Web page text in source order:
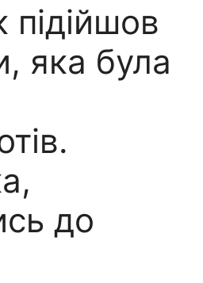
яка була
до